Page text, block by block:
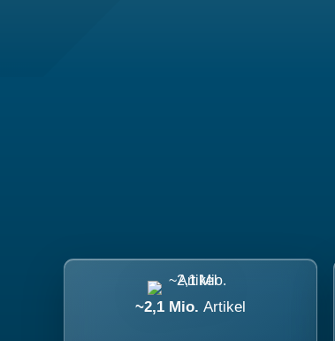
~2,1 Mio. Artikel